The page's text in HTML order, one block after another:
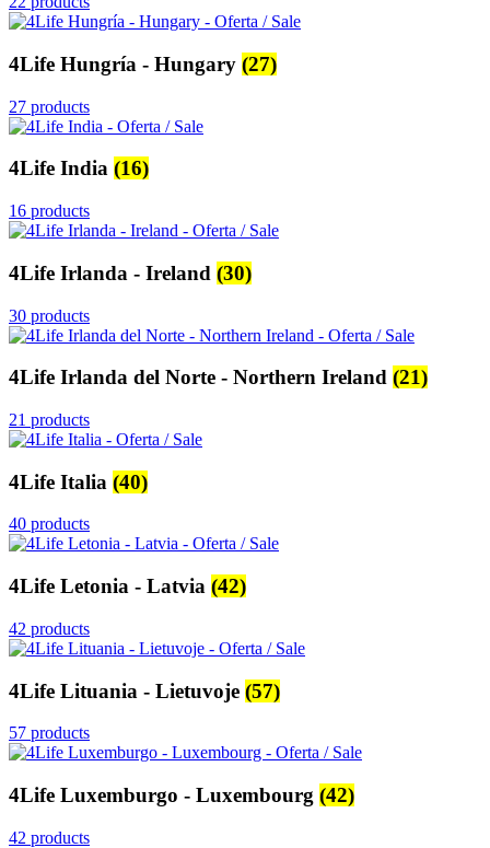
4Life Hungría - Hungary (27)
27 products
4Life India (16)
16 products
4Life Irlanda - Ireland (30)
30 products
4Life Irlanda del Norte - Northern Ireland (21)
21 products
4Life Italia (40)
40 products
4Life Letonia - Latvia (42)
42 products
4Life Lituania - Lietuvoje (57)
57 products
4Life Luxemburgo - Luxembourg (42)
42 products